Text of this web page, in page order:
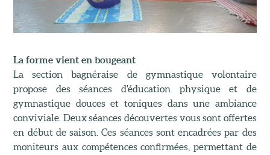
La forme vient en bougeant
La section bagnéraise de gymnastique volontaire
propose des séances d'éducation physique et de
gymnastique douces et toniques dans une ambiance
conviviale. Deux séances découvertes vous sont offertes
en début de saison. Ces séances sont encadrées par des
moniteurs aux compétences confirmées, permettant de